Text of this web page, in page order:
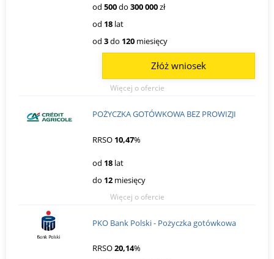
od 500do 300 000zł
od 18 lat
od 3do 120 miesięcy
Więcej o ofercie
Złóż wniosek
POŻYCZKA GOTÓWKOWA BEZ PROWIZJI
RRSO 10,47%
od 18 lat
do 12 miesięcy
Więcej o ofercie
PKO Bank Polski - Pożyczka gotówkowa
RRSO20,14%